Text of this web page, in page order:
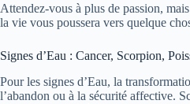
Attendez-vous à plus de passion,
la vie vous poussera vers quelque
Signes d’Eau : Cancer, Scorpion,
Pour les signes d’Eau, la
l’abandon ou à la sécurité affective.